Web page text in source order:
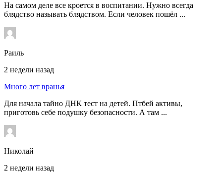
На самом деле все кроется в воспитании. Нужно всегда
блядство называть блядством. Если человек пошёл ...
Раиль
2 недели назад
Много лет вранья
Для начала тайно ДНК тест на детей. Птбей активы,
приготовь себе подушку безопасности. А там ...
Николай
2 недели назад